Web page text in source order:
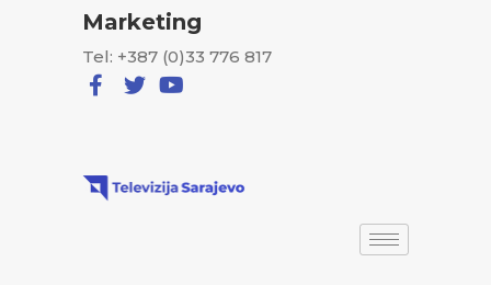
Marketing
Tel: +387 (0)33 776 817